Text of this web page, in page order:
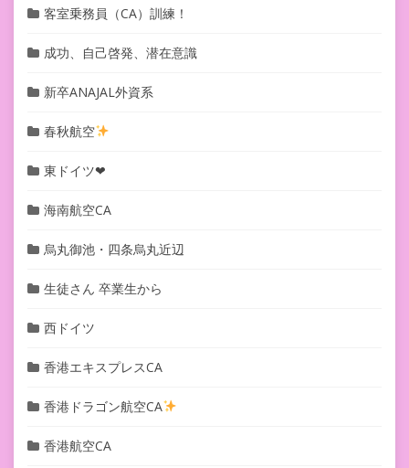
客室乗務員（CA）訓練！
成功、自己啓発、潜在意識
新卒ANAJAL外資系
春秋航空
東ドイツ❤︎
海南航空CA
烏丸御池・四条烏丸近辺
生徒さん 卒業生から
西ドイツ
香港エキスプレスCA
香港ドラゴン航空CA
香港航空CA